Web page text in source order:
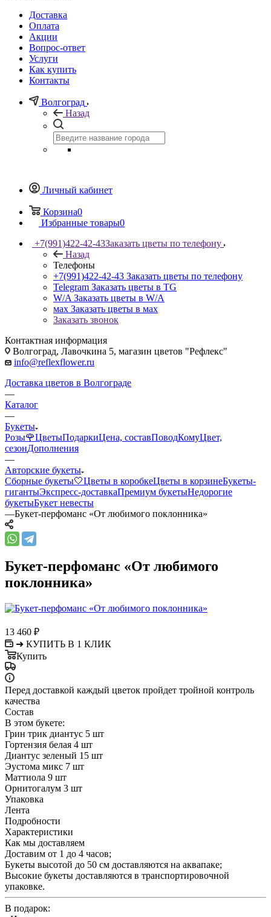
Доставка
Оплата
Акции
Вопрос-ответ
Услуги
Как купить
Контакты
Волгоград
Назад
Личный кабинет
Корзина0
Избранные товары0
+7(991)422-42-43Заказать цветы по телефону
Назад
Телефоны
+7(991)422-42-43 Заказать цветы по телефону
Telegram Заказать цветы в TG
W/A Заказать цветы в W/A
мах Заказать цветы в мах
Заказать звонок
Контактная информация
Волгоград, Лавочкина 5, магазин цветов "Рефлекс"
info@reflexflower.ru
Доставка цветов в Волгограде
—
Каталог
—
Букеты
Розы🌹ЦветыПодаркиЦена, составПоводКомуЦвет,
сезонДополнения
—
Авторские букеты
Сборные букеты🤍Цветы в коробкеЦветы в корзинеБукеты-
гигантыЭкспресс-доставкаПремиум букетыНедорогие
букетыБукет невесты
—Букет-перфоманс «От любимого поклонника»
Букет-перфоманс «От любимого
поклонника»
13 460 ₽
➜ КУПИТЬ В 1 КЛИК
Купить
Перед доставкой каждый цветок пройдет тройной контроль
качества
Состав
В этом букете:
Грин трик диантус 5 шт
Гортензия белая 4 шт
Диантус зеленый 15 шт
Эустома микс 7 шт
Маттиола 9 шт
Орнитогалум 3 шт
Упаковка
Лента
Подробности
Характеристики
Как мы доставляем
Доставим от 1 до 4 часов;
Букеты высотой до 50 см доставляются на аквапаке;
Высокие букеты доставляются в транспортировочной
упаковке.
В подарок: